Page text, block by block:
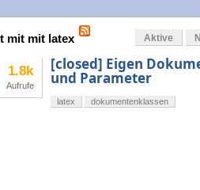
mit mit latex Aktive
1.8k
Aufrufe
[closed] Eigen
und Parameter
latex dokumentenklassen